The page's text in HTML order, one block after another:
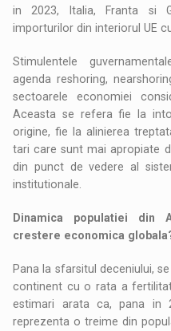
in 2023, Italia, Franta si
importurilor din interiorul UE
Stimulentele
agenda reshoring,
sectoarele economiei
Aceasta se refera fie la
origine, fie la alinierea
tari care sunt mai apropiate
din punct de vedere al
institutionale.
Dinamica populatiei din
crestere economica
Pana la sfarsitul deceniului,
continent cu o rata a
estimari arata ca, pana in
reprezenta o treime din